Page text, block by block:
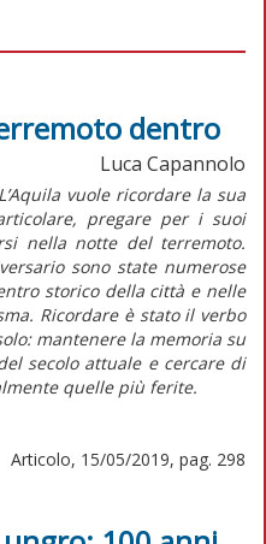
dentro
Luca Capannolo
vuole ricordare la sua
pregare per i suoi
nella notte del terremoto.
sono state numerose
storico della città e nelle
Ricordare è stato il verbo
mantenere la memoria su
secolo attuale e cercare di
quelle più ferite.
Articolo, 15/05/2019, pag. 298